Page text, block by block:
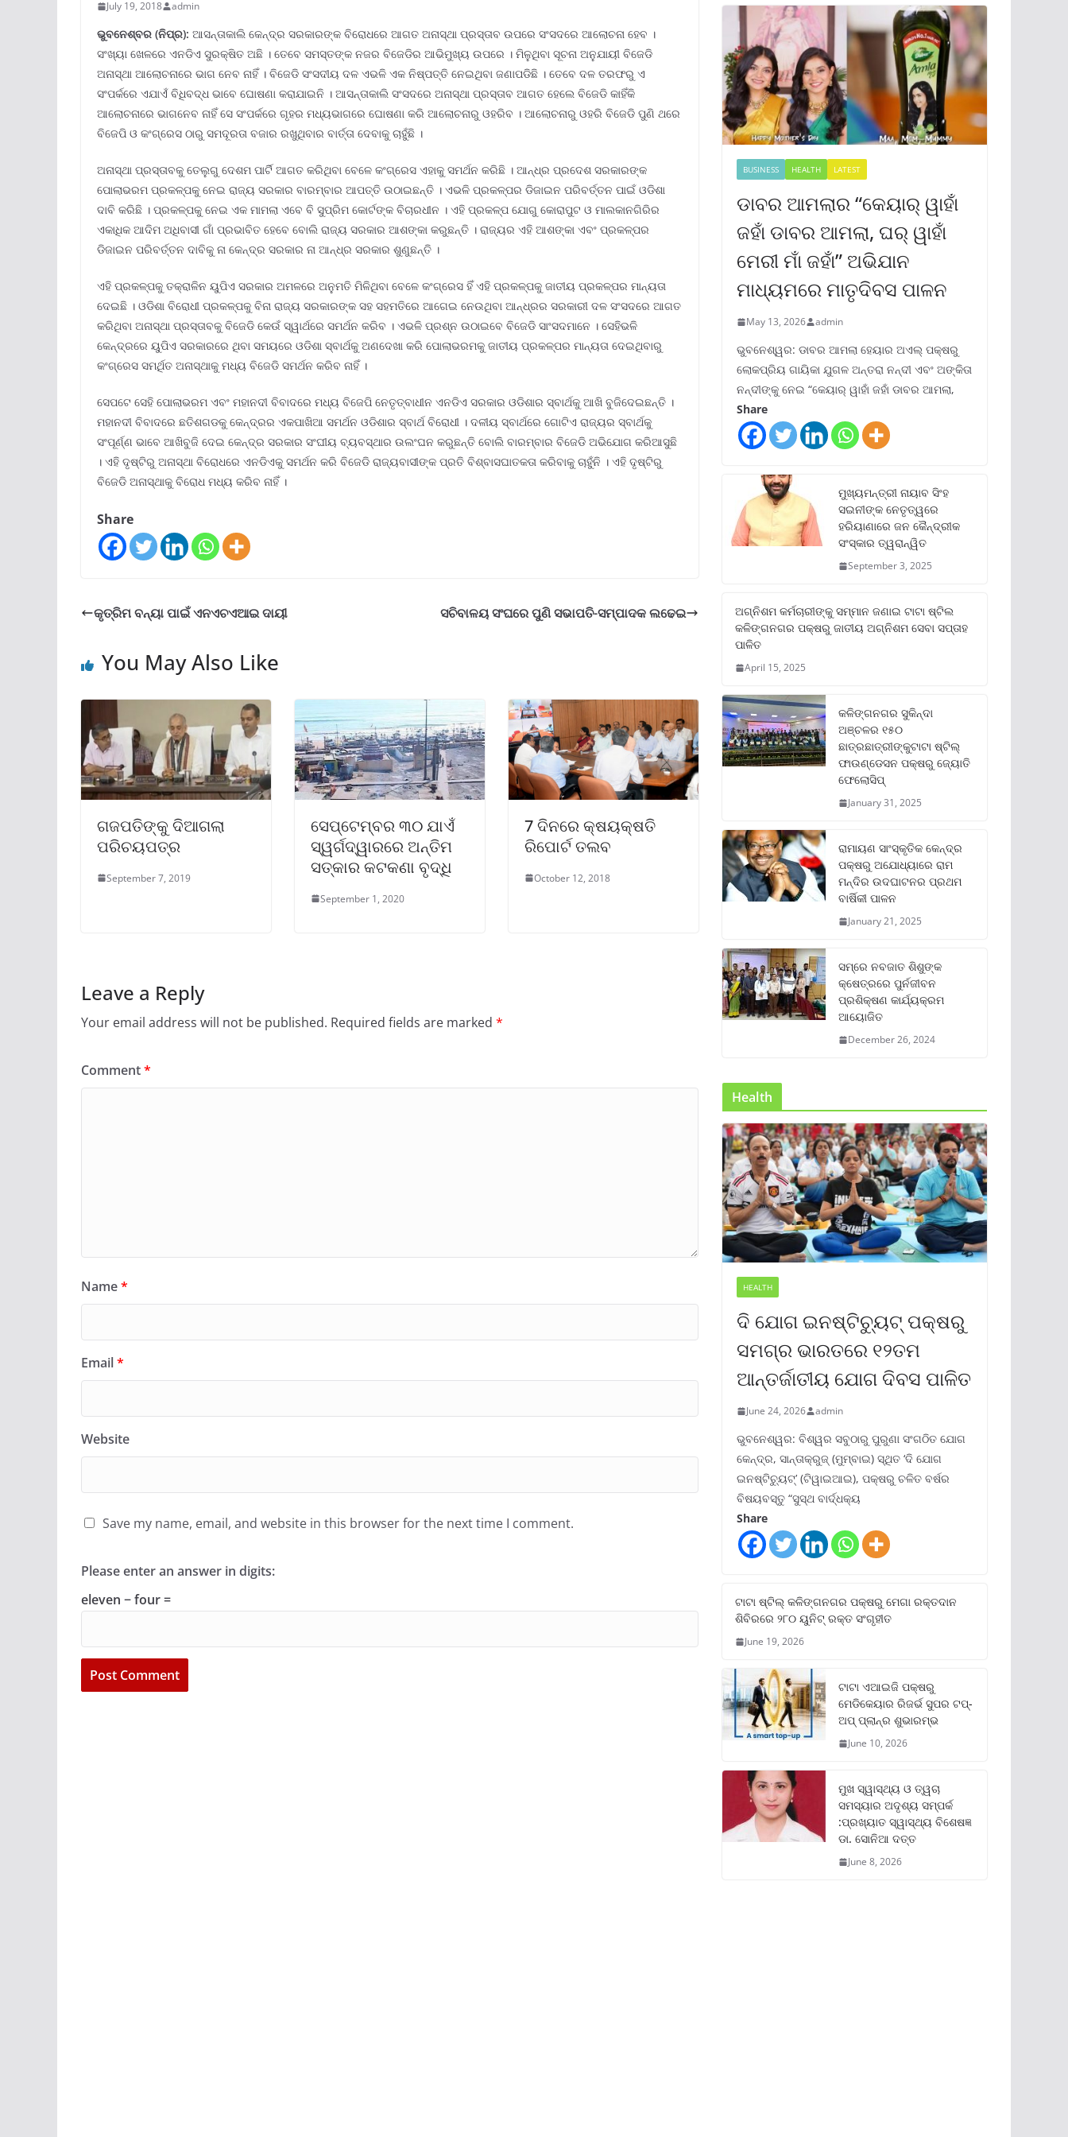
July 19, 2018 admin
ଭୁବନେଶ୍ବର (ନିପ୍ର): ଆସନ୍ତାକାଲି କେନ୍ଦ୍ର ସରକାରଙ୍କ ବିରୋଧରେ ଆଗତ ଅନାସ୍ଥା ପ୍ରସ୍ତାବ ଉପରେ ସଂସଦରେ ଆଲୋଚନା ହେବ ।
ସଂଖ୍ୟା ଖେଳରେ ଏନଡିଏ ସୁରକ୍ଷିତ ଅଛି । ତେବେ ସମସ୍ତଙ୍କ ନଜର ବିଜେଡିର ଆଭିମୁଖ୍ୟ ଉପରେ । ମିଳୁଥିବା ସୂଚନା ଅନୁଯାୟୀ ବିଜେଡି
ଅନାସ୍ଥା ଆଲୋଚନାରେ ଭାଗ ନେବ ନାହିଁ । ବିଜେଡି ସଂସଦୀୟ ଦଳ ଏଭଳି ଏକ ନିଷ୍ପତ୍ତି ନେଇଥିବା ଜଣାପଡିଛି । ତେବେ ଦଳ ତରଫରୁ ଏ
ସଂପର୍କରେ ଏଯାଏଁ ବିଧିବଦ୍ଧ ଭାବେ ଘୋଷଣା କରାଯାଇନି । ଆସନ୍ତାକାଲି ସଂସଦରେ ଅନାସ୍ଥା ପ୍ରସ୍ତାବ ଆଗତ ହେଲେ ବିଜେଡି କାହିଁକି
ଆଲୋଚନାରେ ଭାଗନେବ ନାହିଁ ସେ ସଂପର୍କରେ ଗୃହର ମଧ୍ୟଭାଗରେ ଘୋଷଣା କରି ଆଲୋଚନାରୁ ଓହରିବ । ଆଲୋଚନାରୁ ଓହରି ବିଜେଡି ପୁଣି ଥରେ
ବିଜେପି ଓ କଂଗ୍ରେସ ଠାରୁ ସମଦୂରତା ବଜାର ରଖୁଥିବାର ବାର୍ତ୍ତା ଦେବାକୁ ଚାହୁଁଛି ।
ଅନାସ୍ଥା ପ୍ରସ୍ତାବକୁ ତେଲୁଗୁ ଦେଶମ ପାର୍ଟି ଆଗତ କରିଥିବା ବେଳେ କଂଗ୍ରେସ ଏହାକୁ ସମର୍ଥନ କରିଛି । ଆନ୍ଧ୍ର ପ୍ରଦେଶ ସରକାରଙ୍କ
ପୋଲାଭରମ ପ୍ରକଳ୍ପକୁ ନେଇ ରାଜ୍ୟ ସରକାର ବାରମ୍ବାର ଆପତ୍ତି ଉଠାଇଛନ୍ତି । ଏଭଳି ପ୍ରକଳ୍ପର ଡିଜାଇନ ପରିବର୍ତ୍ତନ ପାଇଁ ଓଡିଶା
ଦାବି କରିଛି । ପ୍ରକଳ୍ପକୁ ନେଇ ଏକ ମାମଲା ଏବେ ବି ସୁପ୍ରିମ କୋର୍ଟଙ୍କ ବିଚାରଧୀନ । ଏହି ପ୍ରକଳ୍ପ ଯୋଗୁ କୋରାପୁଟ ଓ ମାଲକାନଗିରିର
ଏକାଧିକ ଆଦିମ ଅଧିବାସୀ ଗାଁ ପ୍ରଭାବିତ ହେବେ ବୋଲି ରାଜ୍ୟ ସରକାର ଆଶଙ୍କା କରୁଛନ୍ତି । ରାଜ୍ୟର ଏହି ଆଶଙ୍କା ଏବଂ ପ୍ରକଳ୍ପର
ଡିଜାଇନ ପରିବର୍ତ୍ତନ ଦାବିକୁ ନା କେନ୍ଦ୍ର ସରକାର ନା ଆନ୍ଧ୍ର ସରକାର ଶୁଣୁଛନ୍ତି ।
ଏହି ପ୍ରକଳ୍ପକୁ ତକ୍ରାଳିନ ୟୁପିଏ ସରକାର ଅମଳରେ ଅନୁମତି ମିଳିଥିବା ବେଳେ କଂଗ୍ରେସ ହିଁ ଏହି ପ୍ରକଳ୍ପକୁ ଜାତୀୟ ପ୍ରକଳ୍ପର ମାନ୍ୟତା
ଦେଇଛି । ଓଡିଶା ବିରୋଧୀ ପ୍ରକଳ୍ପକୁ ବିନା ରାଜ୍ୟ ସରକାରଙ୍କ ସହ ସହମତିରେ ଆଗେଇ ନେଉଥିବା ଆନ୍ଧ୍ରର ସରକାରୀ ଦଳ ସଂସଦରେ ଆଗତ
କରିଥିବା ଅନାସ୍ଥା ପ୍ରସ୍ତାବକୁ ବିଜେଡି କେଉଁ ସ୍ୱାର୍ଥରେ ସମର୍ଥନ କରିବ । ଏଭଳି ପ୍ରଶ୍ନ ଉଠାଇବେ ବିଜେଡି ସାଂସଦମାନେ । ସେହିଭଳି
କେନ୍ଦ୍ରରେ ୟୁପିଏ ସରକାରରେ ଥିବା ସମୟରେ ଓଡିଶା ସ୍ବାର୍ଥକୁ ଅଣଦେଖା କରି ପୋଲାଭରମକୁ ଜାତୀୟ ପ୍ରକଳ୍ପର ମାନ୍ୟତା ଦେଇଥିବାରୁ
କଂଗ୍ରେସ ସମର୍ଥିତ ଅନାସ୍ଥାକୁ ମଧ୍ୟ ବିଜେଡି ସମର୍ଥନ କରିବ ନାହିଁ ।
ସେପଟେ ସେହି ପୋଲାଭରମ ଏବଂ ମହାନଦୀ ବିବାଦରେ ମଧ୍ୟ ବିଜେପି ନେତୃତ୍ବାଧୀନ ଏନଡିଏ ସରକାର ଓଡିଶାର ସ୍ବାର୍ଥକୁ ଆଖି ବୁଜିଦେଇଛନ୍ତି ।
ମହାନଦୀ ବିବାଦରେ ଛତିଶଗଡକୁ କେନ୍ଦ୍ରର ଏକପାଖିଆ ସମର୍ଥନ ଓଡିଶାର ସ୍ବାର୍ଥ ବିରୋଧୀ । ଦଳୀୟ ସ୍ବାର୍ଥରେ ଗୋଟିଏ ରାଜ୍ୟର ସ୍ବାର୍ଥକୁ
ସଂପୂର୍ଣ୍ଣ ଭାବେ ଆଖିବୁଜି ଦେଇ କେନ୍ଦ୍ର ସରକାର ସଂଘୀୟ ବ୍ୟବସ୍ଥାର ଉଲଂଘନ କରୁଛନ୍ତି ବୋଲି ବାରମ୍ବାର ବିଜେଡି ଅଭିଯୋଗ କରିଆସୁଛି
। ଏହି ଦୃଷ୍ଟିରୁ ଅନାସ୍ଥା ବିରୋଧରେ ଏନଡିଏକୁ ସମର୍ଥନ କରି ବିଜେଡି ରାଜ୍ୟବାସୀଙ୍କ ପ୍ରତି ବିଶ୍ବାସଘାତକତା କରିବାକୁ ଚାହୁଁନି । ଏହି ଦୃଷ୍ଟିରୁ
ବିଜେଡି ଅନାସ୍ଥାକୁ ବିରୋଧ ମଧ୍ୟ କରିବ ନାହିଁ ।
Share
କୃତ୍ରିମ ବନ୍ୟା ପାଇଁ ଏନଏଚଏଆଇ ଦାୟୀ ସଚିବାଳୟ ସଂଘରେ ପୁଣି ସଭାପତି-ସମ୍ପାଦକ ଲଢେଇ
You May Also Like
ଗଜପତିଙ୍କୁ ଦିଆଗଲା
ପରିଚୟପତ୍ର
September 7, 2019
ସେପ୍ଟେମ୍ବର ୩୦ ଯାଏଁ
ସ୍ୱର୍ଗଦ୍ୱାରରେ ଅନ୍ତିମ
ସତ୍କାର କଟକଣା ବୃଦ୍ଧି
September 1, 2020
7 ଦିନରେ କ୍ଷୟକ୍ଷତି
ରିପୋର୍ଟ ତଲବ
October 12, 2018
Leave a Reply
Your email address will not be published. Required fields are marked *
Comment*
Name*
Email*
Website
Save my name, email, and website in this browser for the next time I comment.
Please enter an answer in digits:
eleven − four =
BUSINESS HEALTH LATEST
ଡାବର ଆମଲାର “କେୟାର୍ ୱାହାଁ
ଜହାଁ ଡାବର ଆମଲା, ଘର୍ ୱାହାଁ
ମେରୀ ମାଁ ଜହାଁ” ଅଭିଯାନ
ମାଧ୍ୟମରେ ମାତୃଦିବସ ପାଳନ
May 13, 2026 admin
ଭୁବନେଶ୍ୱର: ଡାବର ଆମଲା ହେୟାର ଅଏଲ୍ ପକ୍ଷରୁ
ଲୋକପ୍ରିୟ ଗାୟିକା ଯୁଗଳ ଅନ୍ତରା ନନ୍ଦୀ ଏବଂ ଅଙ୍କିତା
ନନ୍ଦୀଙ୍କୁ ନେଇ “କେୟାର୍ ୱାହାଁ ଜହାଁ ଡାବର ଆମଲା,
Share
ମୁଖ୍ୟମନ୍ତ୍ରୀ ନାୟାବ ସିଂହ
ସଇନୀଙ୍କ ନେତୃତ୍ୱରେ
ହରିୟାଣାରେ ଜନ କୈନ୍ଦ୍ରୀକ
ସଂସ୍କାର ତ୍ୱରାନ୍ୱିତ
September 3, 2025
ଅଗ୍ନିଶମ କର୍ମଚାରୀଙ୍କୁ ସମ୍ମାନ ଜଣାଇ ଟାଟା ଷ୍ଟିଲ
କଳିଙ୍ଗନଗର ପକ୍ଷରୁ ଜାତୀୟ ଅଗ୍ନିଶମ ସେବା ସପ୍ତାହ
ପାଳିତ
April 15, 2025
କଳିଙ୍ଗନଗର ସୁକିନ୍ଦା
ଅଞ୍ଚଳର ୧୫୦
ଛାତ୍ରଛାତ୍ରୀଙ୍କୁଟାଟା ଷ୍ଟିଲ୍
ଫାଉଣ୍ଡେସନ ପକ୍ଷରୁ ଜ୍ୟୋତି
ଫେଲୋସିପ୍‌
January 31, 2025
ରାମାୟଣ ସାଂସ୍କୃତିକ କେନ୍ଦ୍ର
ପକ୍ଷରୁ ଅଯୋଧ୍ୟାରେ ରାମ
ମନ୍ଦିର ଉଦଘାଟନର ପ୍ରଥମ
ବାର୍ଷିକୀ ପାଳନ
January 21, 2025
ସମ୍‌ରେ ନବଜାତ ଶିଶୁଙ୍କ
କ୍ଷେତ୍ରରେ ପୁର୍ନଜୀବନ
ପ୍ରଶିକ୍ଷଣ କାର୍ଯ୍ୟକ୍ରମ
ଆୟୋଜିତ
December 26, 2024
Health
HEALTH
ଦି ଯୋଗ ଇନଷ୍ଟିଚ୍ୟୁଟ୍ ପକ୍ଷରୁ
ସମଗ୍ର ଭାରତରେ ୧୨ତମ
ଆନ୍ତର୍ଜାତୀୟ ଯୋଗ ଦିବସ ପାଳିତ
June 24, 2026 admin
ଭୁବନେଶ୍ୱର: ବିଶ୍ୱର ସବୁଠାରୁ ପୁରୁଣା ସଂଗଠିତ ଯୋଗ
କେନ୍ଦ୍ର, ସାନ୍ତାକ୍ରୁଜ୍ (ମୁମ୍ବାଇ) ସ୍ଥିତ ‘ଦି ଯୋଗ
ଇନଷ୍ଟିଚ୍ୟୁଟ୍‌’ (ଟିୱାଇଆଇ), ପକ୍ଷରୁ ଚଳିତ ବର୍ଷର
ବିଷୟବସ୍ତୁ “ସୁସ୍ଥ ବାର୍ଦ୍ଧକ୍ୟ
Share
ଟାଟା ଷ୍ଟିଲ୍‌ କଳିଙ୍ଗନଗର ପକ୍ଷରୁ ମେଗା ରକ୍ତଦାନ
ଶିବିରରେ ୨୮୦ ୟୁନିଟ୍‌ ରକ୍ତ ସଂଗୃହୀତ
June 19, 2026
ଟାଟା ଏଆଇଜି ପକ୍ଷରୁ
ମେଡିକେୟାର ରିଜର୍ଭ ସୁପର ଟପ୍‌-
ଅପ୍ ପ୍ଲାନ୍‌ର ଶୁଭାରମ୍ଭ
June 10, 2026
ମୁଖ ସ୍ୱାସ୍ଥ୍ୟ ଓ ତ୍ୱଚା
ସମସ୍ୟାର ଅଦୃଶ୍ୟ ସମ୍ପର୍କ
:ପ୍ରଖ୍ୟାତ ସ୍ୱାସ୍ଥ୍ୟ ବିଶେଷଜ୍ଞ
ଡା. ସୋନିଆ ଦତ୍ତ
June 8, 2026